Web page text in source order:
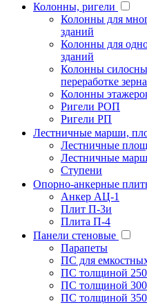
Колонны, ригели
Колонны для
зданий
Колонны для
зданий
Колонны
переработке зерна
Колонны
Ригели РОП
Ригели РП
Лестничные марши,
Лестничные
Лестничные
Ступени
Опорно-анкерные
Анкер АЦ-1
Плит П-3и
Плита П-4
Панели стеновые
Парапеты
ПС для
ПС толщиной
ПС толщиной
ПС толщиной